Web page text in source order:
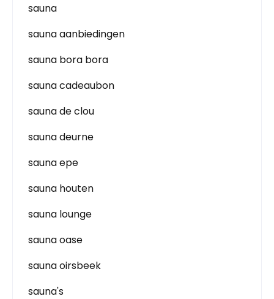
sauna
sauna aanbiedingen
sauna bora bora
sauna cadeaubon
sauna de clou
sauna deurne
sauna epe
sauna houten
sauna lounge
sauna oase
sauna oirsbeek
sauna's